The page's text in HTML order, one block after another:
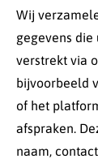
Wij
gegevens
verstrekt via
bijvoorbeeld
of het
afspraken.
naam,